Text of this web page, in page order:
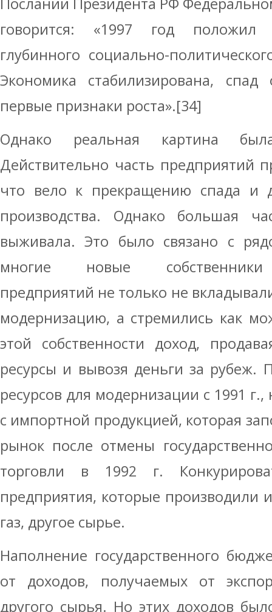
говорится: «1997 год положил
глубинного социально-
Экономика стабилизирована, спад
первые признаки роста».[34]
Однако реальная картина
Действительно часть предприятий
что вело к прекращению спада и
производства. Однако большая
выживала. Это было связано с
многие новые собственники
предприятий не только не
модернизацию, а стремились как
этой собственности доход,
ресурсы и вывозя деньги за рубеж.
ресурсов для модернизации с 1991
с импортной продукцией, которая
рынок после отмены
торговли в 1992 г.
предприятия, которые производили
газ, другое сырье.
Наполнение государственного
от доходов, получаемых от
другого сырья. Но этих доходов